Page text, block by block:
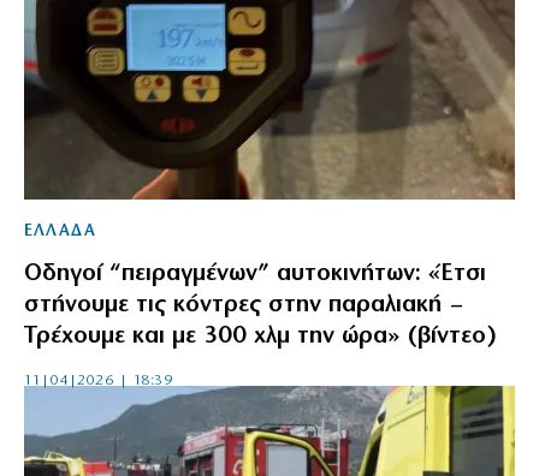
ΕΛΛΑΔΑ
Οδηγοί “πειραγμένων” αυτοκινήτων: «Έτσι
στήνουμε τις κόντρες στην παραλιακή –
Τρέχουμε και με 300 χλμ την ώρα» (βίντεο)
11|04|2026 | 18:39